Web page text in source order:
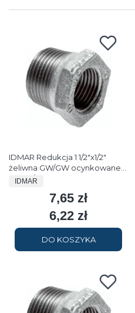
IDMAR Redukcja 1 1/2"x1/2"
żeliwna GW/GW ocynkowane
N4 GZ/GW (DN32xDN15)
PRODUCENT
IDMAR
Cena
7,65 zł
Cena
6,22 zł
DO KOSZYKA